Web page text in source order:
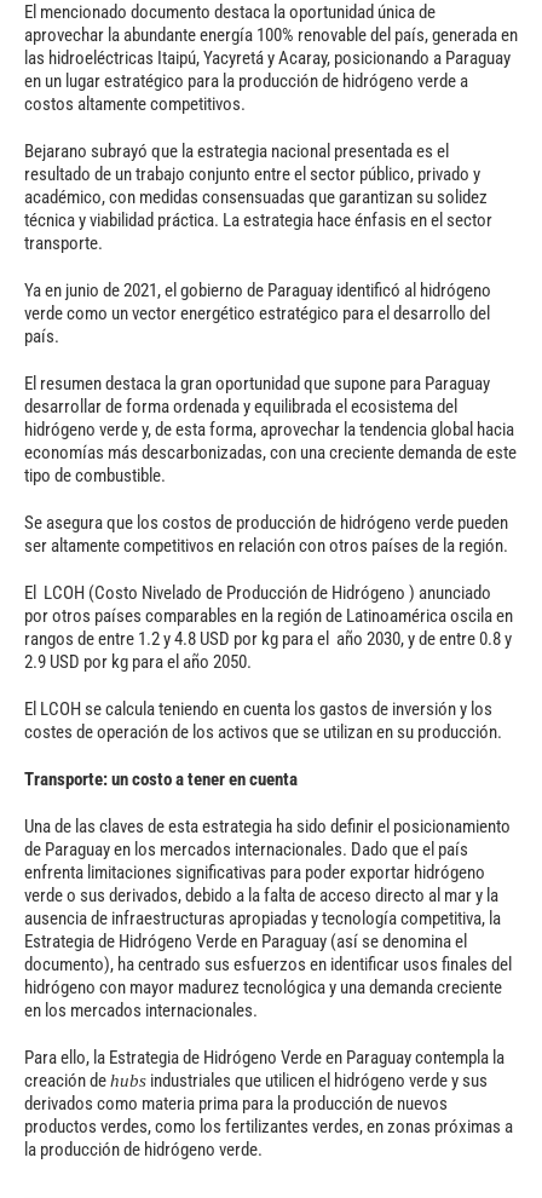
El mencionado documento destaca la oportunidad única de
aprovechar la abundante energía 100% renovable del país, generada en
las hidroeléctricas Itaipú, Yacyretá y Acaray, posicionando a Paraguay
en un lugar estratégico para la producción de hidrógeno verde a
costos altamente competitivos.
Bejarano subrayó que la estrategia nacional presentada es el
resultado de un trabajo conjunto entre el sector público, privado y
académico, con medidas consensuadas que garantizan su solidez
técnica y viabilidad práctica. La estrategia hace énfasis en el sector
transporte.
Ya en junio de 2021, el gobierno de Paraguay identificó al hidrógeno
verde como un vector energético estratégico para el desarrollo del
país.
El resumen destaca la gran oportunidad que supone para Paraguay
desarrollar de forma ordenada y equilibrada el ecosistema del
hidrógeno verde y, de esta forma, aprovechar la tendencia global hacia
economías más descarbonizadas, con una creciente demanda de este
tipo de combustible.
Se asegura que los costos de producción de hidrógeno verde pueden
ser altamente competitivos en relación con otros países de la región.
El LCOH (Costo Nivelado de Producción de Hidrógeno ) anunciado
por otros países comparables en la región de Latinoamérica oscila en
rangos de entre 1.2 y 4.8 USD por kg para el año 2030, y de entre 0.8 y
2.9 USD por kg para el año 2050.
El LCOH se calcula teniendo en cuenta los gastos de inversión y los
costes de operación de los activos que se utilizan en su producción.
Transporte: un costo a tener en cuenta
Una de las claves de esta estrategia ha sido definir el posicionamiento
de Paraguay en los mercados internacionales. Dado que el país
enfrenta limitaciones significativas para poder exportar hidrógeno
verde o sus derivados, debido a la falta de acceso directo al mar y la
ausencia de infraestructuras apropiadas y tecnología competitiva, la
Estrategia de Hidrógeno Verde en Paraguay (así se denomina el
documento), ha centrado sus esfuerzos en identificar usos finales del
hidrógeno con mayor madurez tecnológica y una demanda creciente
en los mercados internacionales.
Para ello, la Estrategia de Hidrógeno Verde en Paraguay contempla la
creación dehubs industriales que utilicen el hidrógeno verde y sus
derivados como materia prima para la producción de nuevos
productos verdes, como los fertilizantes verdes, en zonas próximas a
la producción de hidrógeno verde.